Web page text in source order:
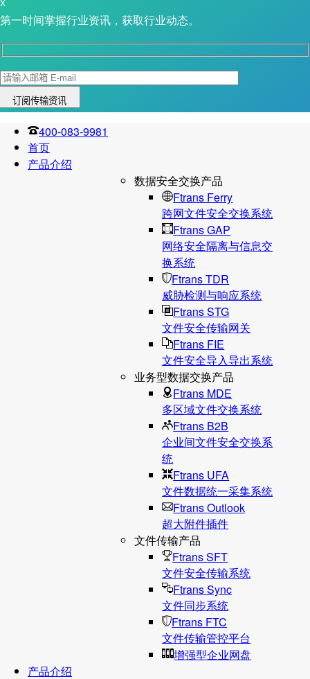
X
第一时间掌握行业资讯，获取行业动态。
400-083-9981
首页
产品介绍
数据安全交换产品
Ftrans Ferry
跨网文件安全交换系统
Ftrans GAP
网络安全隔离与信息交
换系统
Ftrans TDR
威胁检测与响应系统
Ftrans STG
文件安全传输网关
Ftrans FIE
文件安全导入导出系统
业务型数据交换产品
Ftrans MDE
多区域文件交换系统
Ftrans B2B
企业间文件安全交换系
统
Ftrans UFA
文件数据统⼀采集系统
Ftrans Outlook
超大附件插件
文件传输产品
Ftrans SFT
文件安全传输系统
Ftrans Sync
文件同步系统
Ftrans FTC
文件传输管控平台
增强型企业网盘
产品介绍